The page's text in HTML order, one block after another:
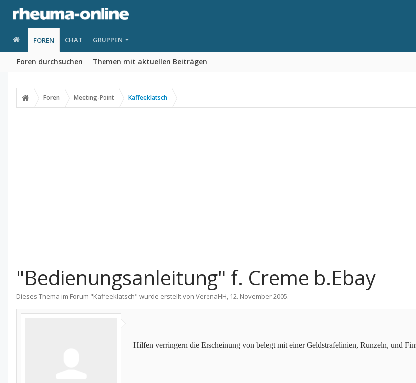
FOREN
Foren durchsuchen Themen mit aktuellen Beiträgen
CHAT GRUPPEN
Foren Meeting-Point Kaffeeklatsch
"Bedienungsanleitung" f. Creme b.Ebay
Dieses Thema im Forum "Kaffeeklatsch" wurde erstellt von VerenaHH, 12. November 2005.
Hilfen verringern die Erscheinung von belegt mit einer Geldstrafelinien, Runzeln, und